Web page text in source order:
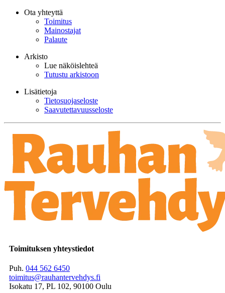
Ota yhteyttä
Toimitus
Mainostajat
Palaute
Arkisto
Lue näköislehteä
Tutustu arkistoon
Lisätietoja
Tietosuojaseloste
Saavutettavuusseloste
Toimituksen yhteystiedot
Puh. 044 562 6450
toimitus@rauhantervehdys.fi
Isokatu 17, PL 102, 90100 Oulu